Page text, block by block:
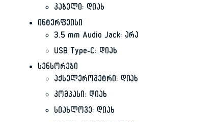
კაბელი: დიახ
ინტერფეისი
3.5 mm Audio Jack: არა
USB Type-C: დიახ
სენსორები
აქსელერომეტრი: დიახ
კომპასი: დიახ
სიახლოვე: დიახ